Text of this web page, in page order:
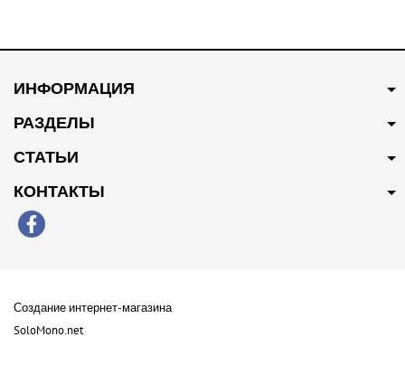
200 грн Купить
Пыльник заднего
2000 грн Купить
600 грн
ИНФОРМАЦИЯ
РАЗДЕЛЫ
СТАТЬИ
КОНТАКТЫ
Создание интернет-магазина
SoloMono.net